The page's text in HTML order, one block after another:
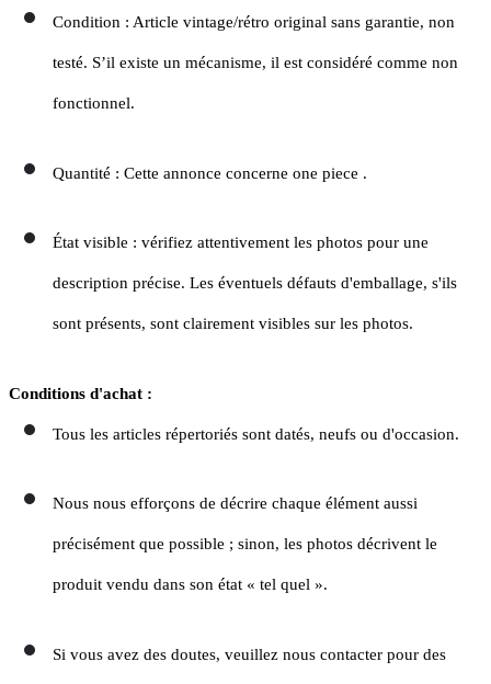
Condition : Article vintage/rétro original sans garantie, non
testé. S’il existe un mécanisme, il est considéré comme non
fonctionnel.
Quantité : Cette annonce concerne one piece .
État visible : vérifiez attentivement les photos pour une
description précise. Les éventuels défauts d'emballage, s'ils
sont présents, sont clairement visibles sur les photos.
Conditions d'achat :
Tous les articles répertoriés sont datés, neufs ou d'occasion.
Nous nous efforçons de décrire chaque élément aussi
précisément que possible ; sinon, les photos décrivent le
produit vendu dans son état « tel quel ».
Si vous avez des doutes, veuillez nous contacter pour des